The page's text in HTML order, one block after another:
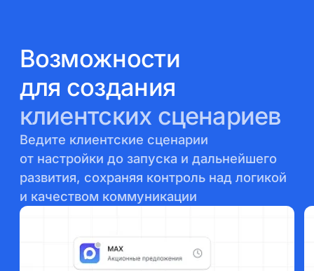
Возможности
для создания
клиентских сценариев
Ведите клиентские сценарии
от настройки до запуска и дальнейшего
развития, сохраняя контрольнад логикой
и качеством коммуникации